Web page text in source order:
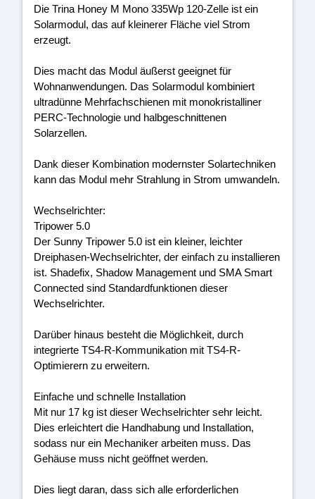
Die Trina Honey M Mono 335Wp 120-Zelle ist ein
Solarmodul, das auf kleinerer Fläche viel Strom
erzeugt.
Dies macht das Modul äußerst geeignet für
Wohnanwendungen. Das Solarmodul kombiniert
ultradünne Mehrfachschienen mit monokristalliner
PERC-Technologie und halbgeschnittenen
Solarzellen.
Dank dieser Kombination modernster Solartechniken
kann das Modul mehr Strahlung in Strom umwandeln.
Wechselrichter:
Tripower 5.0
Der Sunny Tripower 5.0 ist ein kleiner, leichter
Dreiphasen-Wechselrichter, der einfach zu installieren
ist. Shadefix, Shadow Management und SMA Smart
Connected sind Standardfunktionen dieser
Wechselrichter.
Darüber hinaus besteht die Möglichkeit, durch
integrierte TS4-R-Kommunikation mit TS4-R-
Optimierern zu erweitern.
Einfache und schnelle Installation
Mit nur 17 kg ist dieser Wechselrichter sehr leicht.
Dies erleichtert die Handhabung und Installation,
sodass nur ein Mechaniker arbeiten muss. Das
Gehäuse muss nicht geöffnet werden.
Dies liegt daran, dass sich alle erforderlichen